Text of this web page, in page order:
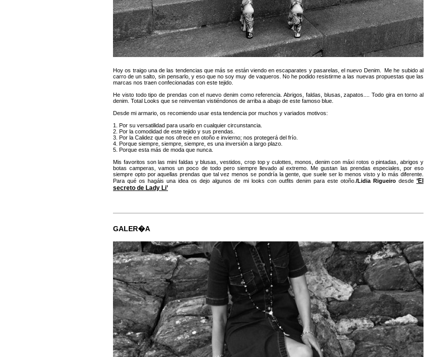
Hoy os traigo una de las tendencias que más se están viendo en escaparates y pasarelas, el nuevo Denim. Me he subido al
carro de un salto, sin pensarlo, y eso que no soy muy de vaqueros. No he podido resistirme a las nuevas propuestas que las
marcas nos traen confecionadas con este tejido.
He visto todo tipo de prendas con el nuevo denim como referencia. Abrigos, faldas, blusas, zapatos.... Todo gira en torno al
denim. Total Looks que se reinventan vistiéndonos de arriba a abajo de este famoso blue.
Desde mi armario, os recomiendo usar esta tendencia por muchos y variados motivos:
1. Por su versatilidad para usarlo en cualquier circunstancia.
2. Por la comodidad de este tejido y sus prendas.
3. Por la Calidez que nos ofrece en otoño e invierno; nos protegerá del frío.
4. Porque siempre, siempre, siempre, es una inversión a largo plazo.
5. Porque esta más de moda que nunca.
Mis favoritos son las mini faldas y blusas, vestidos, crop top y culottes, monos, denim con máxi rotos o pintadas, abrigos y
botas camperas, vamos un poco de todo pero siempre llevado al extremo. Me gustan las prendas especiales, por eso
siempre opto por aquellas prendas que tal vez menos se pondría la gente, que suele ser lo menos visto y lo más diferente.
Para qué os hagáis una idea os dejo algunos de mi looks con outfits denim para este otoño. /Lidia Rigueirodesde‘El
secreto de Lady Li’
GALER�A